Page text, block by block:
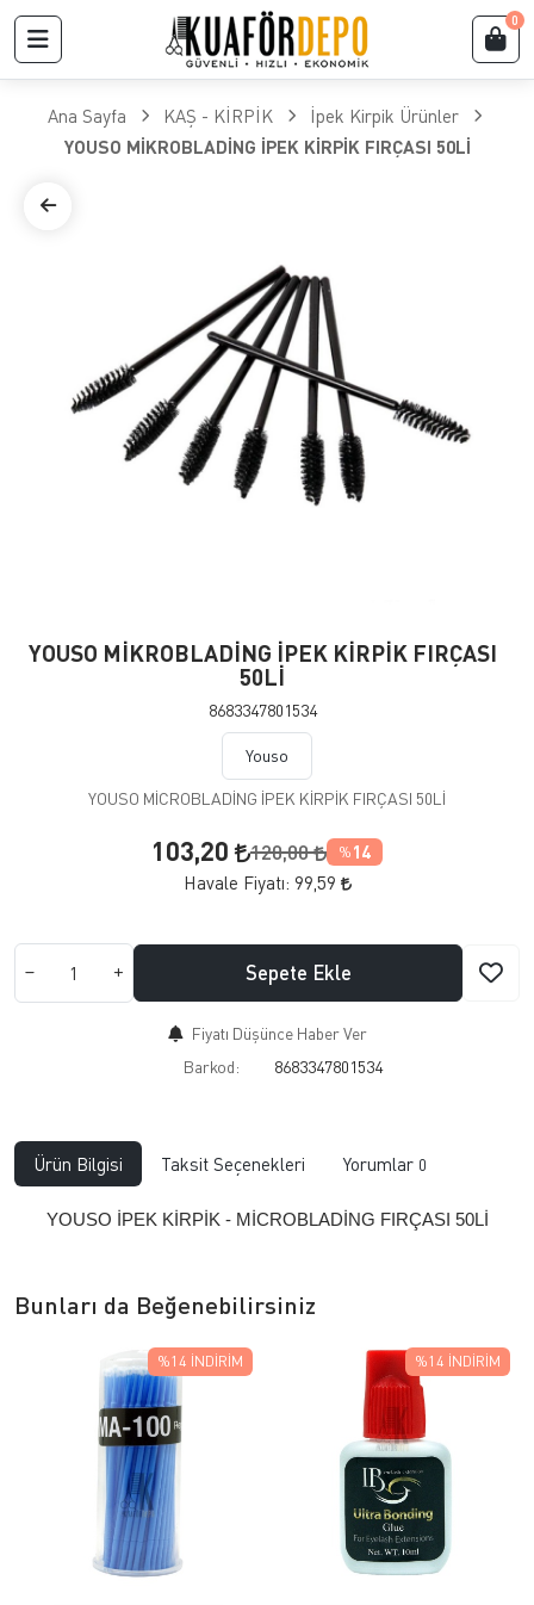
0
Ana Sayfa KAŞ - KİRPİK
İpek Kirpik Ürünler
YOUSO MİKROBLADİNG İPEK KİRPİK FIRÇASI 50Lİ
YOUSO MİKROBLADİNG İPEK KİRPİK FIRÇASI
50Lİ
8683347801534
Youso
YOUSO MİCROBLADİNG İPEK KİRPİK FIRÇASI 50Lİ
103,20 120,00 % 14
Havale Fiyatı: 99,59
Sepete Ekle
Fiyatı Düşünce Haber Ver
Barkod:
8683347801534
Ürün Bilgisi Taksit Seçenekleri Yorumlar 0
YOUSO İPEK KİRPİK - MİCROBLADİNG FIRÇASI 50Lİ
Bunları da Beğenebilirsiniz
%14 İNDIRIM %14 İNDIRIM